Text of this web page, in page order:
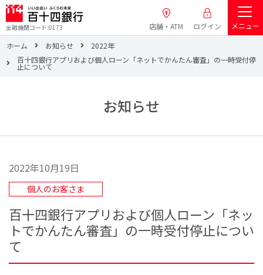
金融機関コード:0173 店舗・ATM ログイン
メニュー
ホーム
お知らせ
2022年
百十四銀行アプリおよび個人ローン「ネットでかんたん審査」の一時受付停
止について
お知らせ
2022年10月19日
個人のお客さま
百十四銀行アプリおよび個人ローン「ネッ
トでかんたん審査」の一時受付停止につい
て